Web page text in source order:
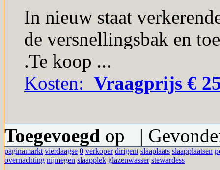
In nieuw staat
de versnellingsbak en
.Te koop ...
Kosten: Vraagprijs €
Toegevoegd op |
paginamarkt vierdaagse 0 verkoper dirigent slaaplaats slaapplaatsen
overnachting nijmegen slaapplek glazenwasser stewardess